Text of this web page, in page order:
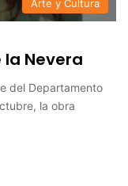
Arte y Cultura
la Nevera
del Departamento
la obra